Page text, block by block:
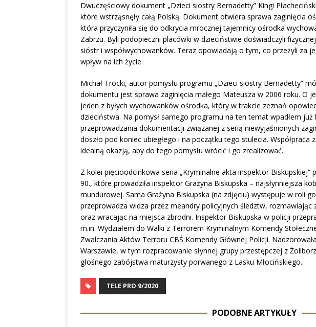
Dwuczęściowy dokument „Dzieci siostry Bernadetty” Kingi
które wstrząsnęły całą Polską. Dokument otwiera sprawa zaginięcia
która przyczyniła się do odkrycia mrocznej tajemnicy ośrodka
Zabrzu. Byli podopieczni placówki w dzieciństwie doświadczyli
sióstr i współwychowanków. Teraz opowiadają o tym, co przeżyli za
wpływ na ich życie.
Michał Trocki, autor pomysłu programu „Dzieci siostry Bernadetty“
dokumentu jest sprawa zaginięcia małego Mateusza w 2006 roku. O
jeden z byłych wychowanków ośrodka, który w trakcie zeznań
dzieciństwa. Na pomysł samego programu na ten temat wpadłem
przeprowadzania dokumentacji związanej z serią niewyjaśnionych
doszło pod koniec ubiegłego i na początku tego stulecia. Współpraca
idealną okazją, aby do tego pomysłu wrócić i go zrealizować.
Z kolei pięcioodcinkowa seria „Kryminalne akta inspektor Biskupskiej”
90., które prowadziła inspektor Grażyna Biskupska – najsłynniejsza
mundurowej. Sama Grażyna Biskupska (na zdjęciu) występuje w roli
przeprowadza widza przez meandry policyjnych śledztw, rozmawiając
oraz wracając na miejsca zbrodni. Inspektor Biskupska w policji
m.in. Wydziałem do Walki z Terrorem Kryminalnym Komendy
Zwalczania Aktów Terroru CBŚ Komendy Głównej Policji.
Warszawie, w tym rozpracowanie słynnej grupy przestępczej z
głośnego zabójstwa maturzysty porwanego z Lasku Młocińskiego.
TELE PRO 9/2020
PODOBNE ARTYKUŁY